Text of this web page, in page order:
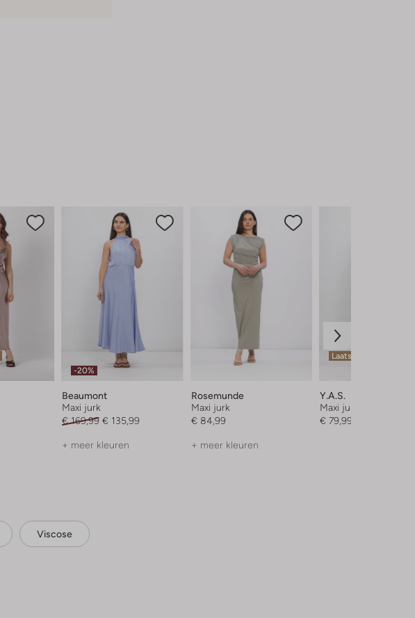
-20%
Beaumont
Maxi jurk
€ 169,99 € 135,99
+ meer kleuren
Rosemunde
Maxi jurk
€ 84,99
+ meer kleuren
Laatste items
Y.a.s.
Maxi jurk
€ 79,99
Viscose